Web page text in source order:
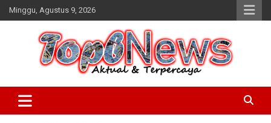
Skip
to
Minggu, Agustus 9, 2026